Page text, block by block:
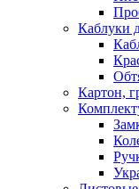
Каблуки
Картон,